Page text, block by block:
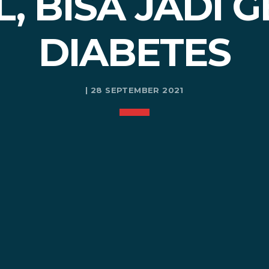
DIABETES
| 28 SEPTEMBER 2021